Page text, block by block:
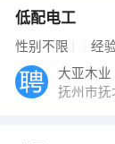
低配电工
性别不限 经
大亚木业
抚州市抚